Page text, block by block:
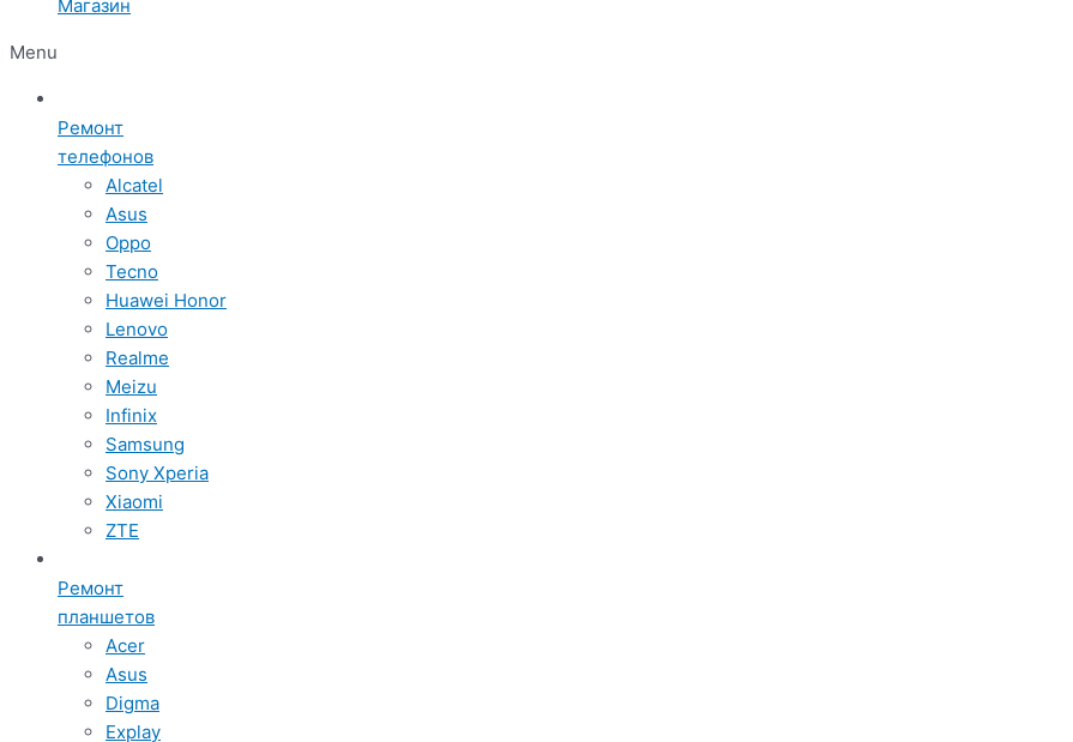
Магазин
Menu
Ремонт
телефонов
Alcatel
Asus
Oppo
Tecno
Huawei Honor
Lenovo
Realme
Meizu
Infinix
Samsung
Sony Xperia
Xiaomi
ZTE
Ремонт
планшетов
Acer
Asus
Digma
Explay